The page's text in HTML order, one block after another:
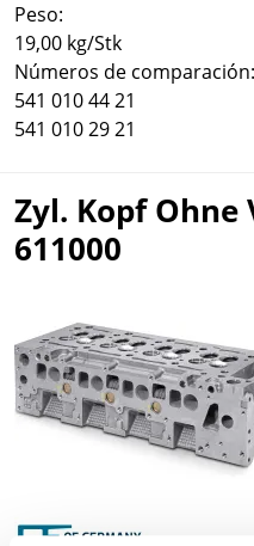
Peso:
19,00 kg/Stk
Números de comparación:
541 010 44 21
541 010 29 21
Zyl. Kopf Ohne
611000